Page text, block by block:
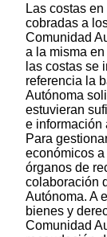
Las costas
cobradas a
Comunidad
a la misma
las costas se
referencia la
Autónoma
estuvieran
e información
Para
económicos
órganos de
colaboración
Autónoma. A
bienes y
Comunidad